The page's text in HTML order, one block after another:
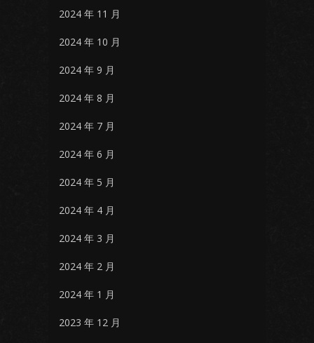
2024 年 11 月
2024 年 10 月
2024 年 9 月
2024 年 8 月
2024 年 7 月
2024 年 6 月
2024 年 5 月
2024 年 4 月
2024 年 3 月
2024 年 2 月
2024 年 1 月
2023 年 12 月